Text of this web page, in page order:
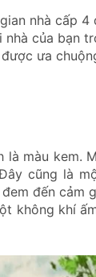
nhà cấp 4
của bạn
ưa
là màu kem.
cũng là
đến cảm
không khí